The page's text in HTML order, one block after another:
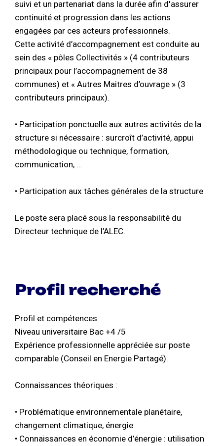
suivi et un partenariat dans la durée afin d'assurer
continuité et progression dans les actions
engagées par ces acteurs professionnels.
Cette activité d’accompagnement est conduite au
sein des « pôles Collectivités » (4 contributeurs
principaux pour l’accompagnement de 38
communes) et « Autres Maitres d’ouvrage » (3
contributeurs principaux).
• Participation ponctuelle aux autres activités de la
structure si nécessaire : surcroît d’activité, appui
méthodologique ou technique, formation,
communication, …
• Participation aux tâches générales de la structure
Le poste sera placé sous la responsabilité du
Directeur technique de l’ALEC.
Profil recherché
Profil et compétences
Niveau universitaire Bac +4 /5
Expérience professionnelle appréciée sur poste
comparable (Conseil en Energie Partagé).
Connaissances théoriques :
• Problématique environnementale planétaire,
changement climatique, énergie
• Connaissances en économie d’énergie : utilisation